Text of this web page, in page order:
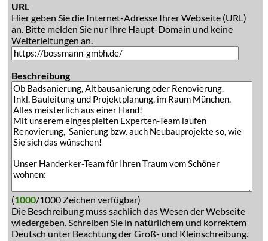
URL
Hier geben Sie die Internet-Adresse Ihrer Webseite (URL)
an. Bitte melden Sie nur Ihre Haupt-Domain und keine
Weiterleitungen an.
Beschreibung
(1000/1000 Zeichen verfügbar)
Die Beschreibung muss sachlich das Wesen der Webseite
wiedergeben. Schreiben Sie in natürlichem und korrektem
Deutsch unter Beachtung der Groß- und Kleinschreibung.